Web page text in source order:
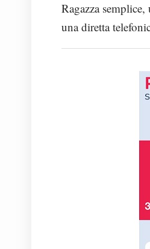
Ragazza
una diretta